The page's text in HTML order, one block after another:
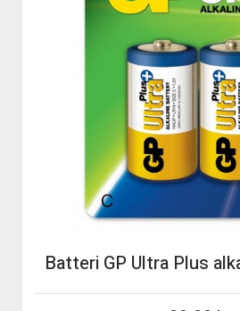
Batteri GP Ultra Plus